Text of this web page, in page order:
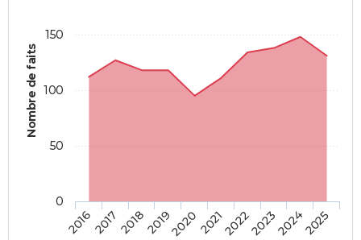
Nombre de faits
2016201720182019202020212022202320242025
0
50
100
150